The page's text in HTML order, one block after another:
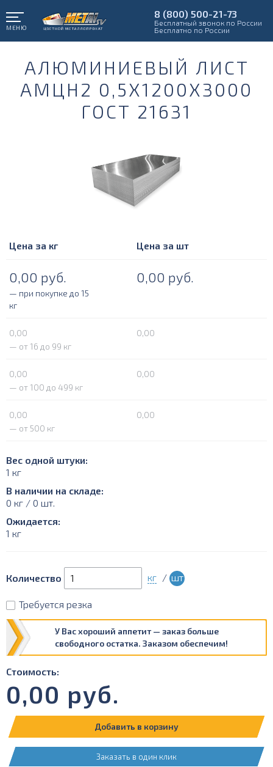
МЕНЮ
8 (800) 500-21-73
Бесплатный звонок по России
Бесплатно по России
АЛЮМИНИЕВЫЙ ЛИСТ
АМЦН2 0,5Х1200Х3000
ГОСТ 21631
Цена за кг Цена за шт
0,00 руб. 0,00 руб.
— при покупке до 15
кг
0,00
0,00
— от 16 до 99 кг
0,00
0,00
— от 100 до 499 кг
0,00
0,00
— от 500 кг
Вес одной штуки:
1 кг
В наличии на складе:
0 кг / 0 шт.
Ожидается:
1 кг
Количество кг / шт
Требуется резка
У Вас хороший аппетит — заказ больше
свободного остатка. Заказом обеспечим!
Стоимость:
0,00 руб.
Добавить в корзину
Заказать в один клик